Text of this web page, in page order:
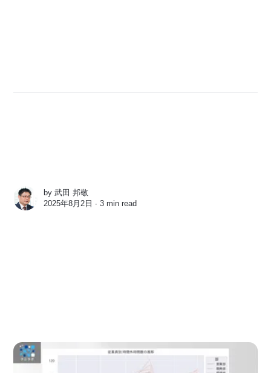
by武田 邦敬
2025年8月2日 ∙3 min read